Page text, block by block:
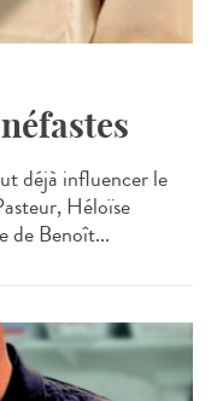
déjà influencer le
Héloïse
de Benoît...